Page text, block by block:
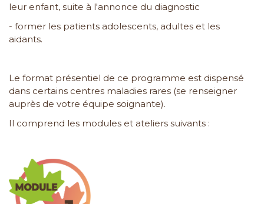
leur enfant, suite à l'annonce du diagnostic
- former les patients adolescents, adultes et les
aidants.
Le format présentiel de ce programme est dispensé
dans certains centres maladies rares (se renseigner
auprès de votre équipe soignante).
Il comprend les modules et ateliers suivants :